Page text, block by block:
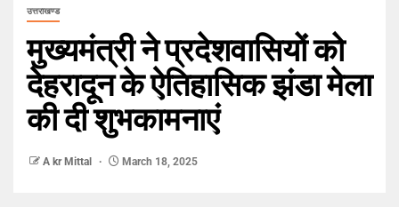
उत्तराखण्ड
मुख्यमंत्री ने प्रदेशवासियों को
देहरादून के ऐतिहासिक झंडा मेला
की दी शुभकामनाएं
A kr Mittal March 18, 2025